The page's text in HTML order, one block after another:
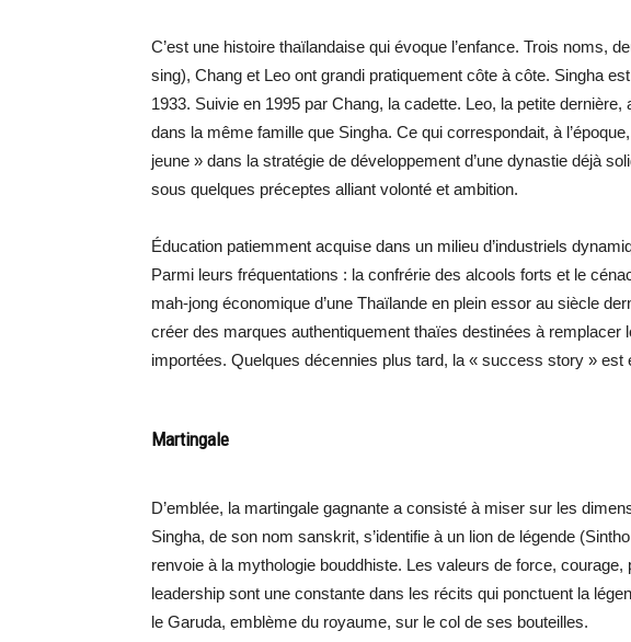
C’est une histoire thaïlandaise qui évoque l’enfance. Trois noms,
sing), Chang et Leo ont grandi pratiquement côte à côte. Singha
1933. Suivie en 1995 par Chang, la cadette. Leo, la petite
dans la même famille que Singha. Ce qui correspondait, à
jeune » dans la stratégie de développement d’une dynastie déjà
sous quelques préceptes alliant volonté et ambition.
Éducation patiemment acquise dans un milieu d’industriels
Parmi leurs fréquentations : la confrérie des alcools forts et le
mah-jong économique d’une Thaïlande en plein essor au siècle
créer des marques authentiquement thaïes destinées à remplacer
importées. Quelques décennies plus tard, la « success story » est
Martingale
D’emblée, la martingale gagnante a consisté à miser sur les
Singha, de son nom sanskrit, s’identifie à un lion de légende
renvoie à la mythologie bouddhiste. Les valeurs de force,
leadership sont une constante dans les récits qui ponctuent la
le Garuda, emblème du royaume, sur le col de ses bouteilles.